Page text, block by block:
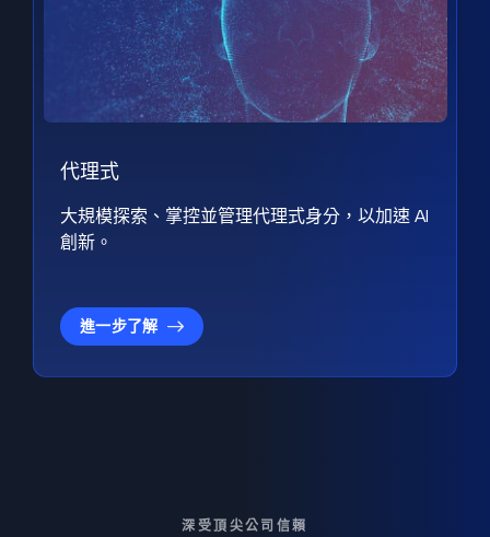
代理式
大規模探索、掌控並管理代理式身分，以加速 AI
創新。
進一步了解
深受頂尖公司信賴